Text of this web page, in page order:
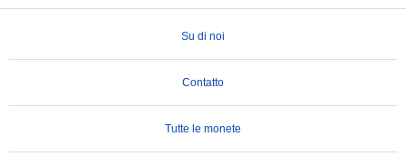
Su di noi
Contatto
Tutte le monete